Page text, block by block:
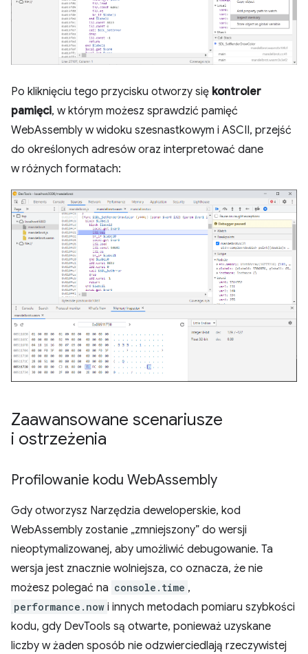
Po kliknięciu tego przycisku otworzy się kontroler
pamięci, w którym możesz sprawdzić pamięć
WebAssembly w widoku szesnastkowym i ASCII, przejść
do określonych adresów oraz interpretować dane
w różnych formatach:
Zaawansowane scenariusze
i ostrzeżenia
Profilowanie kodu WebAssembly
Gdy otworzysz Narzędzia deweloperskie, kod
WebAssembly zostanie „zmniejszony” do wersji
nieoptymalizowanej, aby umożliwić debugowanie. Ta
wersja jest znacznie wolniejsza, co oznacza, że nie
możesz polegać na console.time ,
performance.now i innych metodach pomiaru szybkości
kodu, gdy DevTools są otwarte, ponieważ uzyskane
liczby w żaden sposób nie odzwierciedlają rzeczywistej